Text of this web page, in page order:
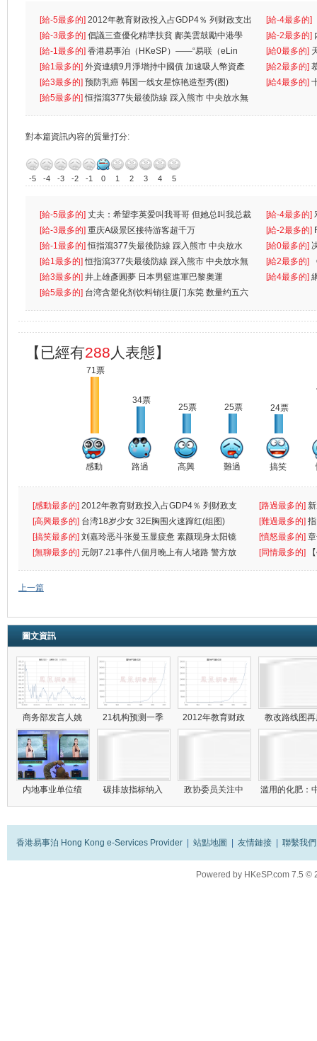
[給-5最多的] 2012年教育财政投入占GDP4％ 列财政支出
首位
[給-4最多的]
一
[給-3最多的] 倡議三查優化精準扶貧 鄺美雲鼓勵中港學
生
[給-2最多的]
人
[給-1最多的] 香港易事泊（HKeSP）——“易联（eLin
k）”项目
[給0最多的]
[給1最多的] 外資連續9月淨增持中國債 加速吸人幣資產 [給2最多的]
[給3最多的] 预防乳癌 韩国一线女星惊艳造型秀(图) [給4最多的]
[給5最多的]恒指瀉377失最後防線 踩入熊市 中央放水無
對本篇資訊內容的質量打分:
-5 -4 -3 -2 -1 0 1 2 3 4 5
[給-5最多的] 丈夫：希望李英爱叫我哥哥 但她总叫我总裁
先
[給-4最多的]
离
[給-3最多的] 重庆A级景区接待游客超千万 [給-2最多的]
[給-1最多的]恒指瀉377失最後防線 踩入熊市 中央放水
無
[給0最多的]
[給1最多的]恒指瀉377失最後防線 踩入熊市 中央放水無 [給2最多的]
[給3最多的] 井上雄彥圓夢 日本男籃進軍巴黎奧運 [給4最多的]
[給5最多的] 台湾含塑化剂饮料销往厦门东莞 数量约五六
【已經有288 人表態】
71票
感動
34票
路過
25票
高興
25票
難過
24票
搞笑
[感動最多的] 2012年教育财政投入占GDP4％ 列财政支
出首位
[路過最多的]
[高興最多的] 台湾18岁少女 32E胸围火速蹿红(组图) [難過最多的]
罪
[搞笑最多的] 刘嘉玲恶斗张曼玉显疲惫 素颜现身太阳镜
遮
[憤怒最多的]
[無聊最多的] 元朗7.21事件八個月晚上有人堵路 警方放
[同情最多的]
上一篇
圖文資訊
商务部发言人姚 21机构预测一季 2012年教育财政 教改路线图
内地事业单位绩 碳排放指标纳入 政协委员关注中 滥用的化肥：
香港易事泊 Hong Kong e-Services Provider | 站點地圖 | 友情鏈接 | 聯繫我們
Powered by HKeSP.com 7.5 ©